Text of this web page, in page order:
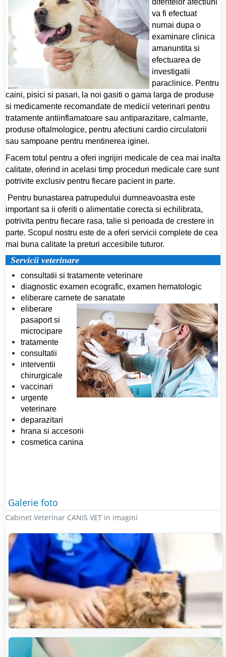
diferitelor afectiuni
va fi efectuat
numai dupa o
examinare clinica
amanuntita si
efectuarea de
investigatii
paraclinice. Pentru
caini, pisici si pasari, la noi gasiti o gama larga de produse
si medicamente recomandate de medicii veterinari pentru
tratamente antiinflamatoare sau antiparazitare, calmante,
produse oftalmologice, pentru afectiuni cardio circulatorii
sau sampoane pentru mentinerea iginei.
Facem totul pentru a oferi ingrijiri medicale de cea mai inalta
calitate, oferind in acelasi timp proceduri medicale care sunt
potrivite exclusiv pentru fiecare pacient in parte.
Pentru bunastarea patrupedului dumneavoastra este
important sa ii oferiti o alimentatie corecta si echilibrata,
potrivita pentru fiecare rasa, talie si perioada de crestere in
parte. Scopul nostru este de a oferi servicii complete de cea
mai buna calitate la preturi accesibile tuturor.
Servicii veterinare
consultatii si tratamente veterinare
diagnostic examen ecografic, examen hematologic
eliberare carnete de sanatate
eliberare
pasaport si
microcipare
tratamente
consultatii
interventii
chirurgicale
vaccinari
urgente
veterinare
deparazitari
hrana si accesorii
cosmetica canina
Galerie foto
Cabinet Veterinar CANIS VET in imagini